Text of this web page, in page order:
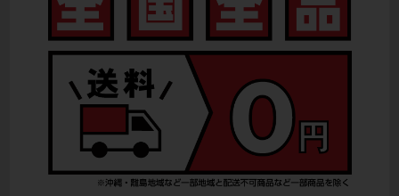
リアディレイラー
STURMEY ARCHER
ブレーキキャリパー